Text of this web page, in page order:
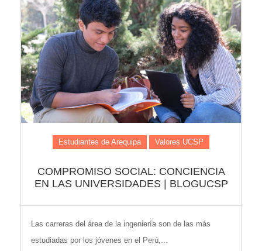
Estudiantes de Arequipa Valores UCSP
COMPROMISO SOCIAL: CONCIENCIA
EN LAS UNIVERSIDADES | BLOGUCSP
Las carreras del área de la ingeniería son de las más
estudiadas por los jóvenes en el Perú,...